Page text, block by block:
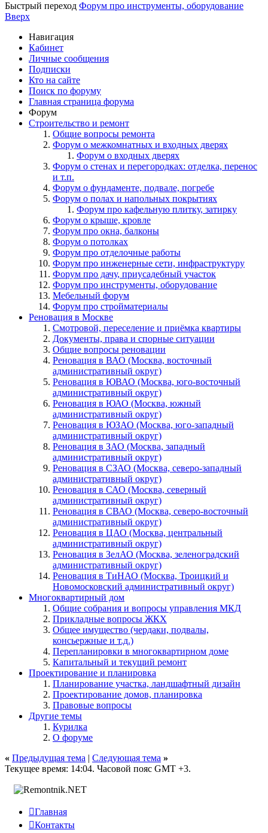
Быстрый переход Форум про инструменты, оборудование
Вверх
Навигация
Кабинет
Личные сообщения
Подписки
Кто на сайте
Поиск по форуму
Главная страница форума
Форум
Строительство и ремонт
Общие вопросы ремонта
Форум о межкомнатных и входных дверях
Форум о входных дверях
Форум о стенах и перегородках: отделка, перенос
и т.п.
Форум о фундаменте, подвале, погребе
Форум о полах и напольных покрытиях
Форум про кафельную плитку, затирку
Форум о крыше, кровле
Форум про окна, балконы
Форум о потолках
Форум про отделочные работы
Форум про инженерные сети, инфраструктуру
Форум про дачу, приусадебный участок
Форум про инструменты, оборудование
Мебельный форум
Форум про стройматериалы
Реновация в Москве
Смотровой, переселение и приёмка квартиры
Документы, права и спорные ситуации
Общие вопросы реновации
Реновация в ВАО (Москва, восточный
административный округ)
Реновация в ЮВАО (Москва, юго-восточный
административный округ)
Реновация в ЮАО (Москва, южный
административный округ)
Реновация в ЮЗАО (Москва, юго-западный
административный округ)
Реновация в ЗАО (Москва, западный
административный округ)
Реновация в СЗАО (Москва, северо-западный
административный округ)
Реновация в САО (Москва, северный
административный округ)
Реновация в СВАО (Москва, северо-восточный
административный округ)
Реновация в ЦАО (Москва, центральный
административный округ)
Реновация в ЗелАО (Москва, зеленоградский
административный округ)
Реновация в ТиНАО (Москва, Троицкий и
Новомосковский административный округ)
Многоквартирный дом
Общие собрания и вопросы управления МКД
Прикладные вопросы ЖКХ
Общее имущество (чердаки, подвалы,
консьержные и т.д.)
Перепланировки в многоквартирном доме
Капитальный и текущий ремонт
Проектирование и планировка
Планирование участка, ландшафтный дизайн
Проектирование домов, планировка
Правовые вопросы
Другие темы
Курилка
О форуме
« Предыдущая тема | Следующая тема »
Текущее время: 14:04. Часовой пояс GMT +3.
Главная
Контакты